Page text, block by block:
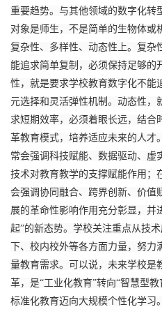
重要趋势。与其他领域的数字化转
对象是师生，不是简单的生物体或
复杂性、多样性、动态性上。复杂
能追求简单复制，必须保持足够的
性，就是要求学校教育数字化不能
元选择和灵活弹性机制。动态性，
求短期效率，必须着眼长远，结合
革教育模式，培养适应未来的人才
常会强调科技赋能、数据驱动、虚
技术对教育教学的支撑赋能作用；
会强调协同融合、跨界创新、价值
展的革命性影响作用充分彰显，并
起”的新态势。学校关注重点从技
下、校内校外等各方面力量，努
量教育需求。可以说，未来学校是
革，是“工业化教育”转向“智慧型
标准化教育迈向大规模个性化学习。